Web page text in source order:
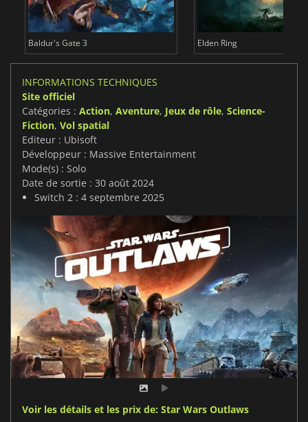
Baldur's Gate 3 Elden Ring
INFORMATIONS TECHNIQUES
Site officiel
Catégories : Action, Aventure, Jeux de rôle, Science-
Fiction, Vol spatial
Editeur : Ubisoft
Développeur : Massive Entertainment
Mode(s) : Solo
Date de sortie : 30 août 2024
Switch 2 : 4 septembre 2025
Voir les détails et les prix de: Star Wars Outlaws